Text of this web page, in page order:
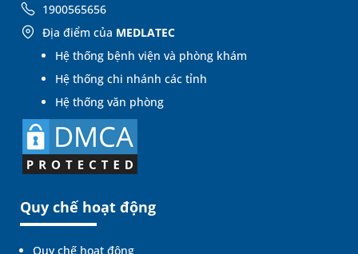
1900565656
Địa điểm của MEDLATEC
Hệ thống bệnh viện và phòng khám
Hệ thống chi nhánh các tỉnh
Hệ thống văn phòng
Quy chế hoạt động
Quy chế hoạt động